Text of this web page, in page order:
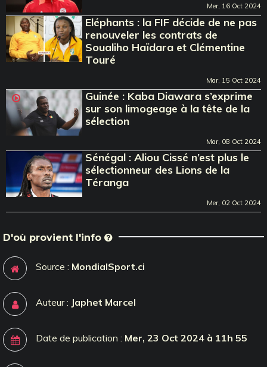
Mer, 16 Oct 2024
Eléphants : la FIF décide de ne pas
renouveler les contrats de
Soualiho Haïdara et Clémentine
Touré
Mar, 15 Oct 2024
Guinée : Kaba Diawara s’exprime
sur son limogeage à la tête de la
sélection
Mar, 08 Oct 2024
Sénégal : Aliou Cissé n’est plus le
sélectionneur des Lions de la
Téranga
Mer, 02 Oct 2024
D'où provient l'info
Source : MondialSport.ci
Auteur : Japhet Marcel
Date de publication : Mer, 23 Oct 2024 à 11h 55